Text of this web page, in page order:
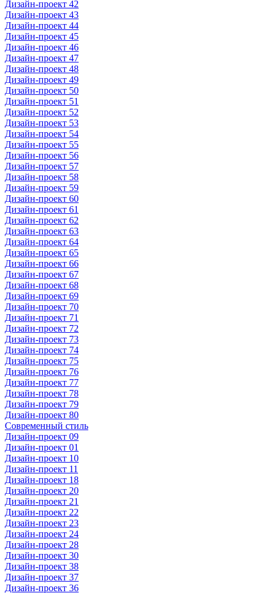
Дизайн-проект 42
Дизайн-проект 43
Дизайн-проект 44
Дизайн-проект 45
Дизайн-проект 46
Дизайн-проект 47
Дизайн-проект 48
Дизайн-проект 49
Дизайн-проект 50
Дизайн-проект 51
Дизайн-проект 52
Дизайн-проект 53
Дизайн-проект 54
Дизайн-проект 55
Дизайн-проект 56
Дизайн-проект 57
Дизайн-проект 58
Дизайн-проект 59
Дизайн-проект 60
Дизайн-проект 61
Дизайн-проект 62
Дизайн-проект 63
Дизайн-проект 64
Дизайн-проект 65
Дизайн-проект 66
Дизайн-проект 67
Дизайн-проект 68
Дизайн-проект 69
Дизайн-проект 70
Дизайн-проект 71
Дизайн-проект 72
Дизайн-проект 73
Дизайн-проект 74
Дизайн-проект 75
Дизайн-проект 76
Дизайн-проект 77
Дизайн-проект 78
Дизайн-проект 79
Дизайн-проект 80
Современный стиль
Дизайн-проект 09
Дизайн-проект 01
Дизайн-проект 10
Дизайн-проект 11
Дизайн-проект 18
Дизайн-проект 20
Дизайн-проект 21
Дизайн-проект 22
Дизайн-проект 23
Дизайн-проект 24
Дизайн-проект 28
Дизайн-проект 30
Дизайн-проект 38
Дизайн-проект 37
Дизайн-проект 36